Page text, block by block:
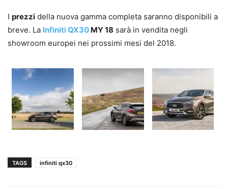
I prezzi della nuova gamma completa saranno disponibili a
breve. La Infiniti QX30 MY 18 sarà in vendita negli
showroom europei nei prossimi mesi del 2018.
TAGS infiniti qx30